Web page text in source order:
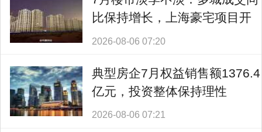
比保持增长，上海豪宅项目开
盘日光
2026-08-06 07:20
典型房企7月权益销售额1376.4
亿元，投资整体保持理性
2026-08-06 07:21